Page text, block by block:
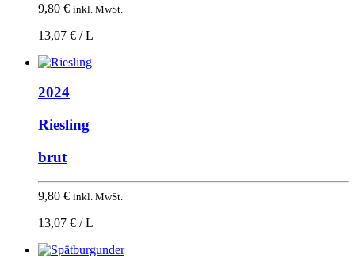
9,80 € inkl. MwSt.
13,07 € / L
2024
Riesling
brut
9,80 € inkl. MwSt.
13,07 € / L